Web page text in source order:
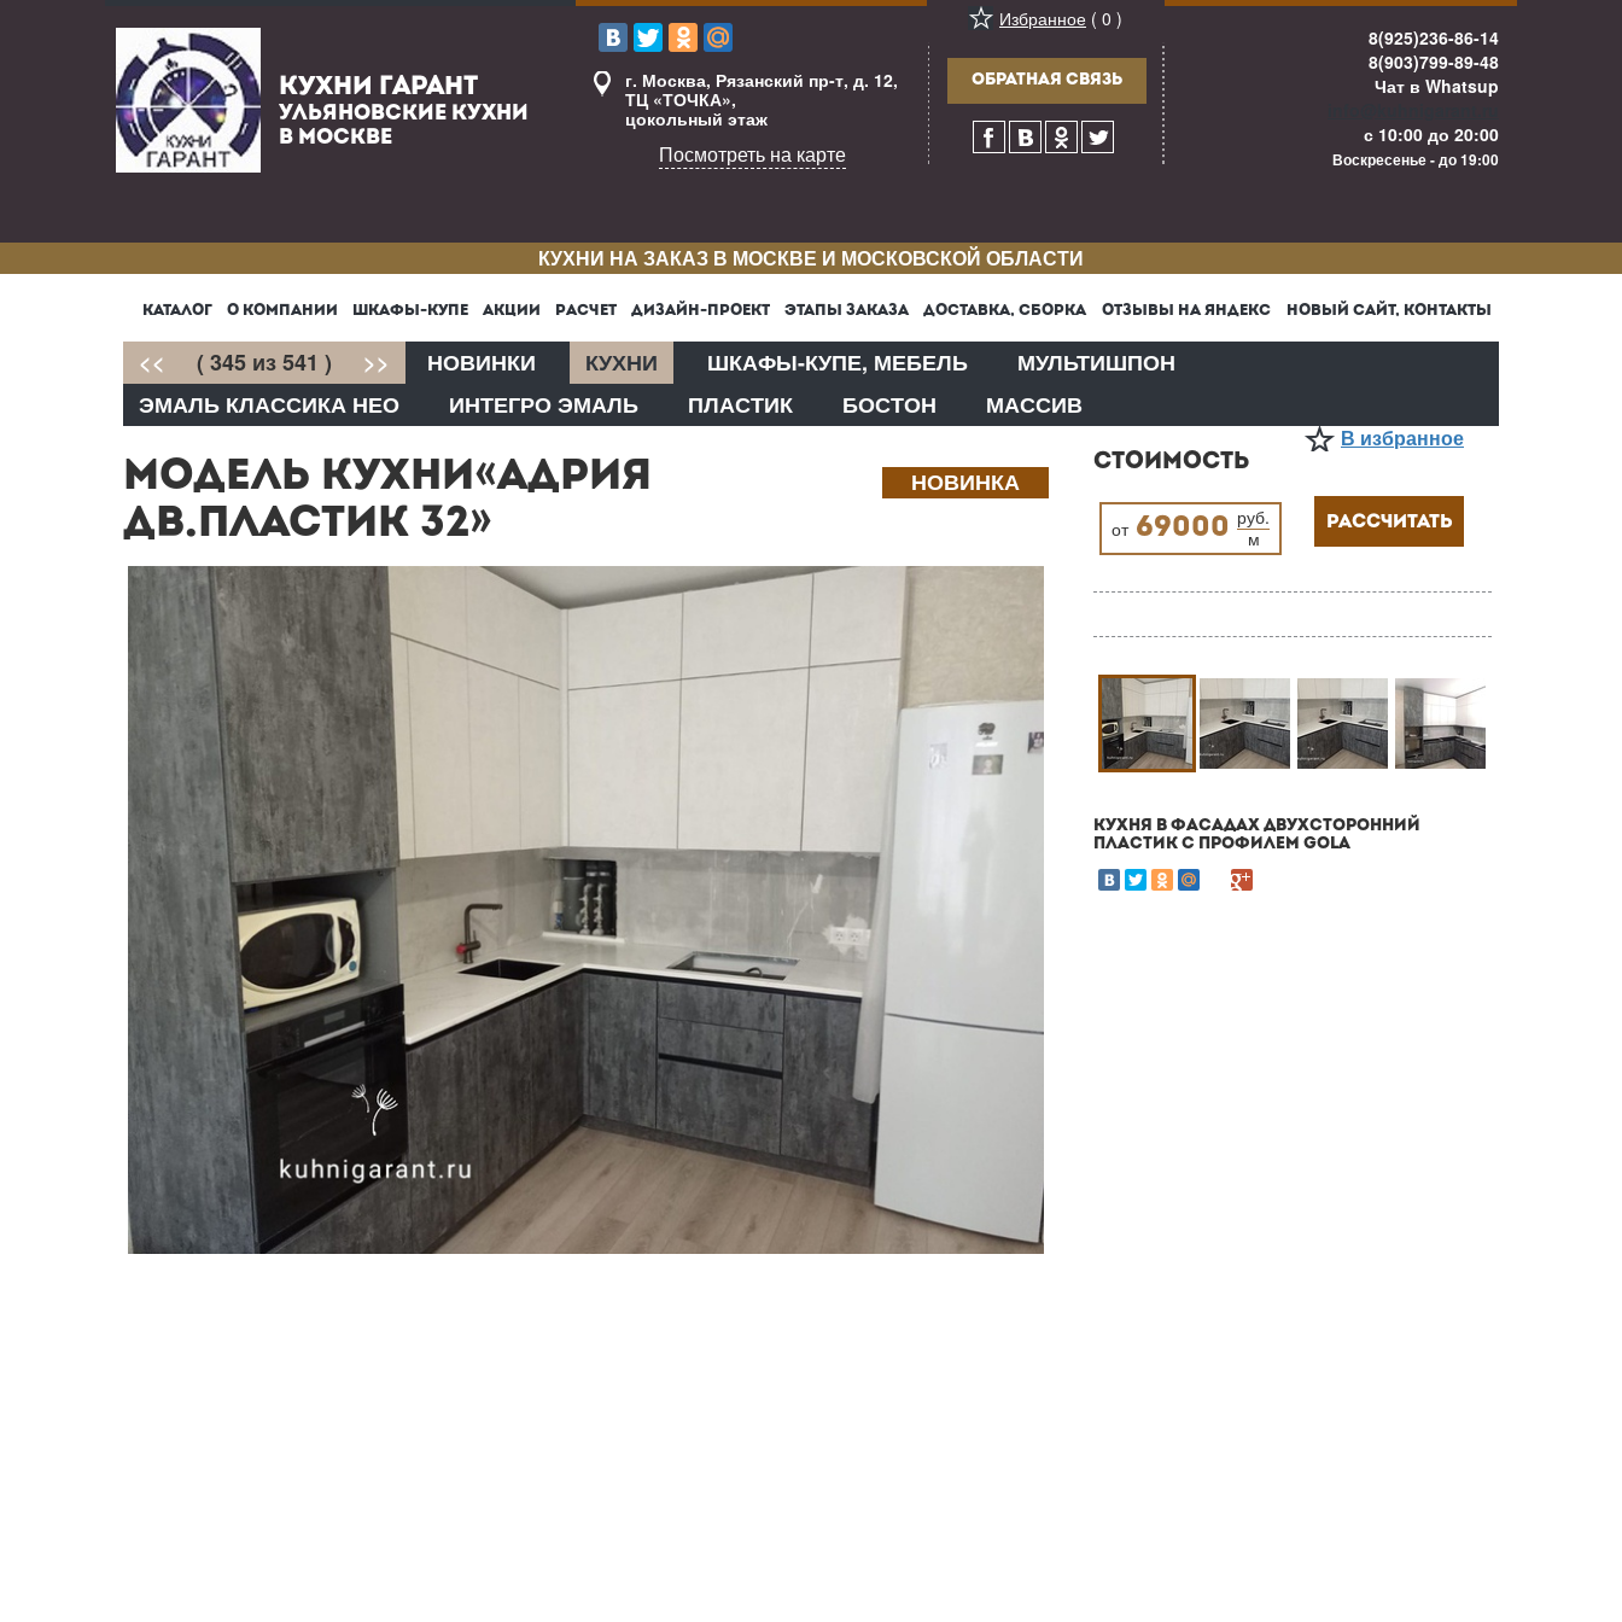
КУХНИ ГАРАНТ
УЛЬЯНОВСКИЕ КУХНИ
В МОСКВЕ
г. Москва, Рязанский пр-т, д. 12,
ТЦ «ТОЧКА»,
цокольный этаж
Посмотреть на карте
Избранное ( 0 )
ОБРАТНАЯ СВЯЗЬ
8(925)236-86-14
8(903)799-89-48
Чат в Whatsup
с 10:00 до 20:00
Воскресенье - до 19:00
КУХНИ НА ЗАКАЗ В МОСКВЕ И МОСКОВСКОЙ ОБЛАСТИ
КАТАЛОГ О КОМПАНИИ ШКАФЫ-КУПЕ АКЦИИ РАСЧЕТ ДИЗАЙН-ПРОЕКТ ЭТАПЫ ЗАКАЗА ДОСТАВКА, СБОРКА ОТЗЫВЫ НА ЯНДЕКС НОВЫЙ САЙТ, КОНТАКТЫ
<< ( 345 из 541 ) >> НОВИНКИ КУХНИ ШКАФЫ-КУПЕ, МЕБЕЛЬ
МУЛЬТИШПОН
ЭМАЛЬ КЛАССИКА НЕО
ИНТЕГРО ЭМАЛЬ ПЛАСТИК БОСТОН МАССИВ
НОВИНКА
МОДЕЛЬ КУХНИ«АДРИЯ
ДВ.ПЛАСТИК 32»
В избранное
СТОИМОСТЬ
от 69000 руб.
м
РАССЧИТАТЬ
КУХНЯ В ФАСАДАХ ДВУХСТОРОННИЙ
ПЛАСТИК С ПРОФИЛЕМ GOLA